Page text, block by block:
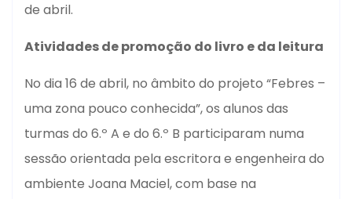
de abril.
Atividades de promoção do livro e da leitura
No dia 16 de abril, no âmbito do projeto “Febres –
uma zona pouco conhecida”, os alunos das
turmas do 6.º A e do 6.º B participaram numa
sessão orientada pela escritora e engenheira do
ambiente Joana Maciel, com base na